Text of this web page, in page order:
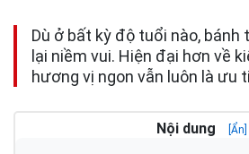
Dù ở bất kỳ độ tuổi nào, bánh
lại niềm vui. Hiện đại hơn về
hương vị ngon vẫn luôn là ưu
Nội dung [Ẩn]